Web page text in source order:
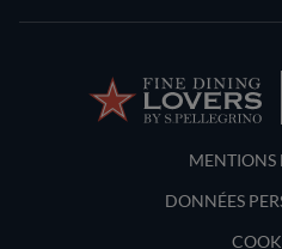
Terms and
MENTIONS
DONNÉES